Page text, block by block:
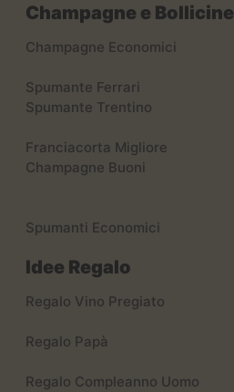
Champagne e Bollicine
Champagne Economici
Spumante Ferrari
Spumante Trentino
Franciacorta Migliore
Champagne Buoni
Spumanti Economici
Idee Regalo
Regalo Vino Pregiato
Regalo Papà
Regalo Compleanno Uomo